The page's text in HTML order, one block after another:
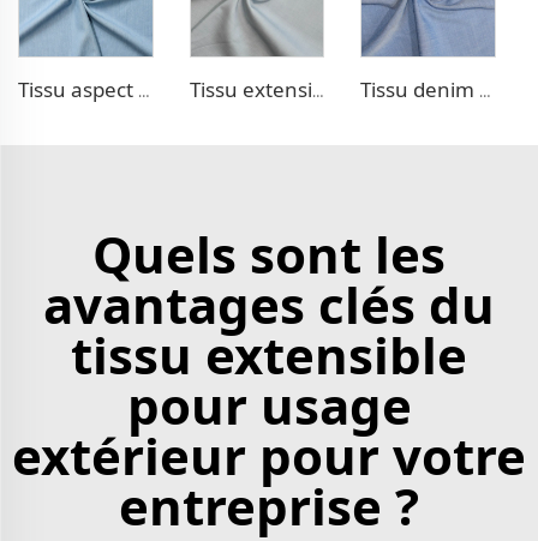
Tissu aspect denim TR Tissu extensible aspect denim TR Tissu denim en poly lyocell
Quels sont les
avantages clés du
tissu extensible
pour usage
extérieur pour votre
entreprise ?